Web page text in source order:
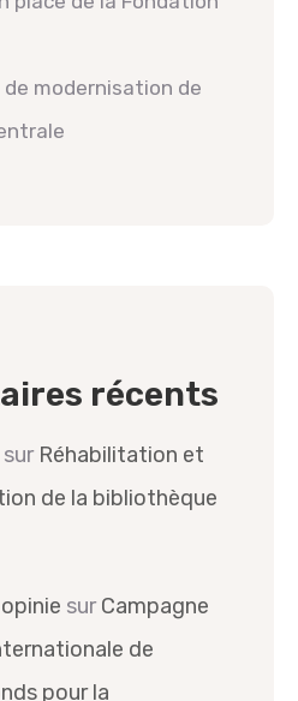
modernisation de
récents
sur Réhabilitation et
de la bibliothèque
surCampagne
de
pour la